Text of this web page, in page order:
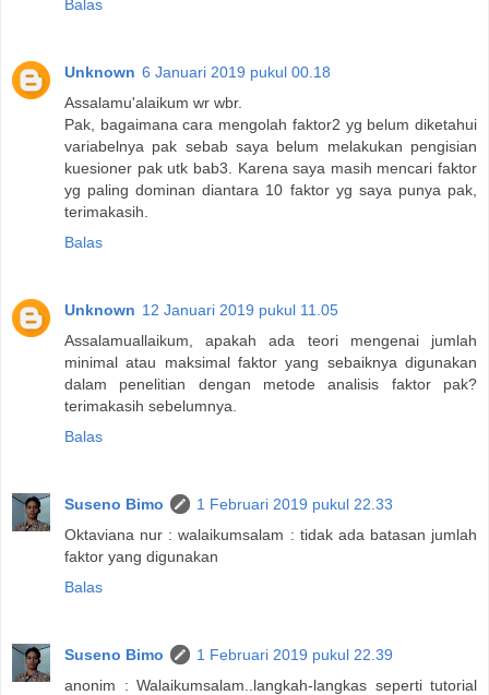
Balas
Unknown 6 Januari 2019 pukul 00.18
Assalamu'alaikum wr wbr.
Pak, bagaimana cara mengolah faktor2 yg belum diketahui
variabelnya pak sebab saya belum melakukan pengisian
kuesioner pak utk bab3. Karena saya masih mencari faktor
yg paling dominan diantara 10 faktor yg saya punya pak,
terimakasih.
Balas
Unknown 12 Januari 2019 pukul 11.05
Assalamuallaikum, apakah ada teori mengenai jumlah
minimal atau maksimal faktor yang sebaiknya digunakan
dalam penelitian dengan metode analisis faktor pak?
terimakasih sebelumnya.
Balas
Suseno Bimo
1 Februari 2019 pukul 22.33
Oktaviana nur : walaikumsalam : tidak ada batasan jumlah
faktor yang digunakan
Balas
Suseno Bimo
1 Februari 2019 pukul 22.39
anonim : Walaikumsalam..langkah-langkas seperti tutorial